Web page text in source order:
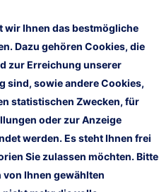
GmbH
Hinweise